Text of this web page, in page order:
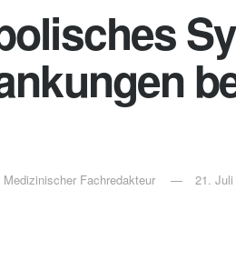
Medizinischer Fachredakteur
21. Juli